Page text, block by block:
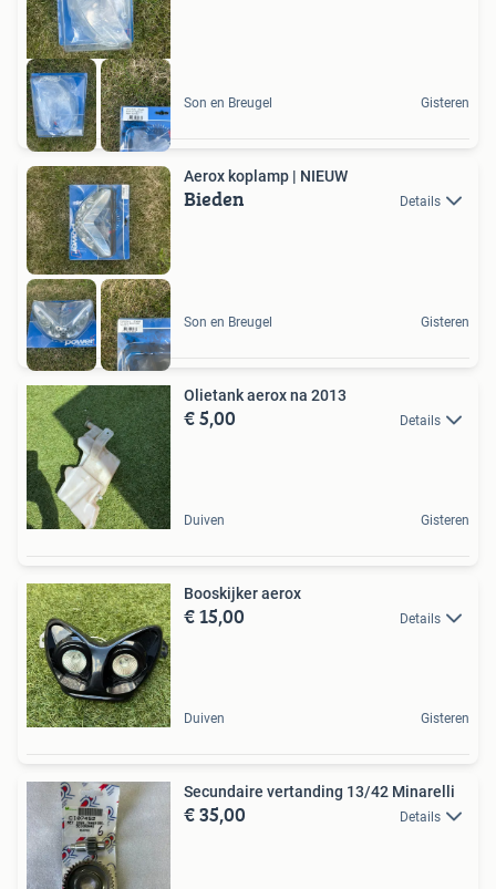
Son en Breugel Gisteren
Aerox koplamp | NIEUW
Bieden Details
Son en Breugel Gisteren
Olietank aerox na 2013
€ 5,00 Details
Duiven Gisteren
Booskijker aerox
€ 15,00 Details
Duiven Gisteren
Secundaire vertanding 13/42 Minarelli
€ 35,00 Details